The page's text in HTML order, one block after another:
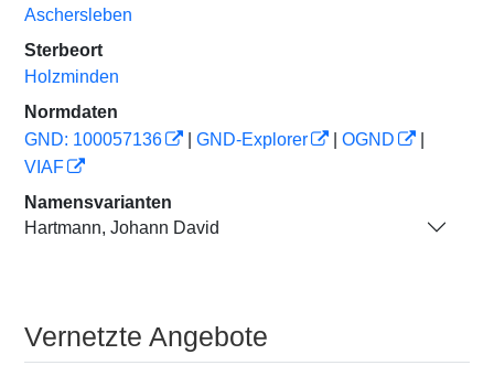
Aschersleben
Sterbeort
Holzminden
Normdaten
GND: 100057136
GND-Explorer OGND
VIAF
Namensvarianten
Hartmann, Johann David
Vernetzte Angebote